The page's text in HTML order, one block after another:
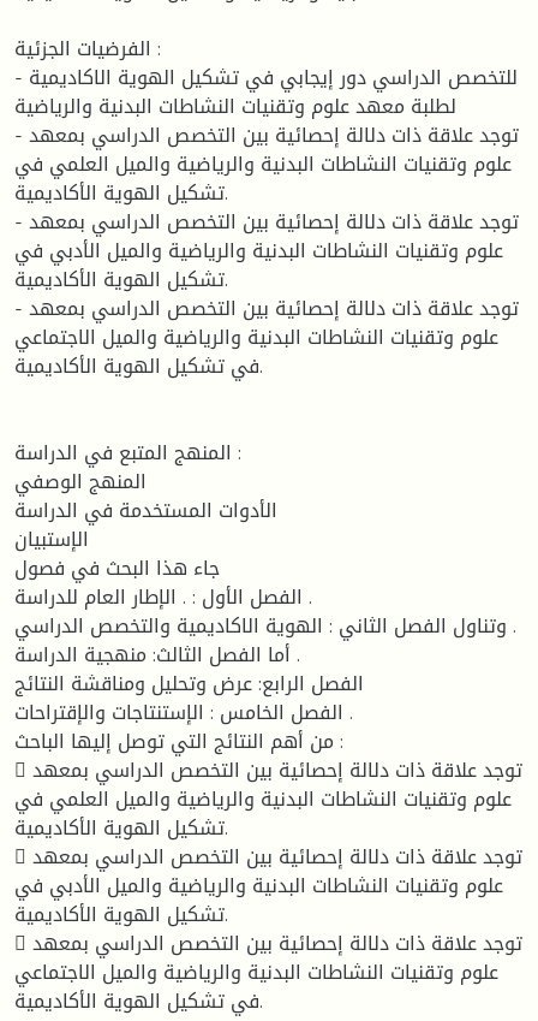
الفرضيات الجزئية :
- للتخصص الدراسي دور إيجابي في تشكيل الهوية الاكاديمية
لطلبة معهد علوم وتقنيات النشاطات البدنية والرياضية
- توجد علاقة ذات دلالة إحصائية بين التخصص الدراسي بمعهد
علوم وتقنيات النشاطات البدنية والرياضية والميل العلمي في
تشكيل الهوية الأكاديمية.
- توجد علاقة ذات دلالة إحصائية بين التخصص الدراسي بمعهد
علوم وتقنيات النشاطات البدنية والرياضية والميل الأدبي في
تشكيل الهوية الأكاديمية.
- توجد علاقة ذات دلالة إحصائية بين التخصص الدراسي بمعهد
علوم وتقنيات النشاطات البدنية والرياضية والميل الاجتماعي
في تشكيل الهوية الأكاديمية.
المنهج المتبع في الدراسة :
المنهج الوصفي
الأدوات المستخدمة في الدراسة
الإستبيان
جاء هذا البحث في فصول
الفصل الأول : . الإطار العام للدراسة .
وتناول الفصل الثاني : الهوية الاكاديمية والتخصص الدراسي .
أما الفصل الثالث: منهجية الدراسة .
الفصل الرابع: عرض وتحليل ومناقشة النتائج
الفصل الخامس : الإستنتاجات والإقتراحات .
من أهم النتائج التي توصل إليها الباحث :
 توجد علاقة ذات دلالة إحصائية بين التخصص الدراسي بمعهد
علوم وتقنيات النشاطات البدنية والرياضية والميل العلمي في
تشكيل الهوية الأكاديمية.
 توجد علاقة ذات دلالة إحصائية بين التخصص الدراسي بمعهد
علوم وتقنيات النشاطات البدنية والرياضية والميل الأدبي في
تشكيل الهوية الأكاديمية.
 توجد علاقة ذات دلالة إحصائية بين التخصص الدراسي بمعهد
علوم وتقنيات النشاطات البدنية والرياضية والميل الاجتماعي
في تشكيل الهوية الأكاديمية.